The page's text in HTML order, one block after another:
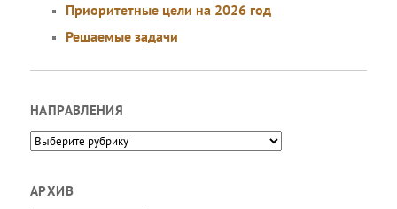
Приоритетные цели на 2026 год
Решаемые задачи
НАПРАВЛЕНИЯ
Направления
АРХИВ